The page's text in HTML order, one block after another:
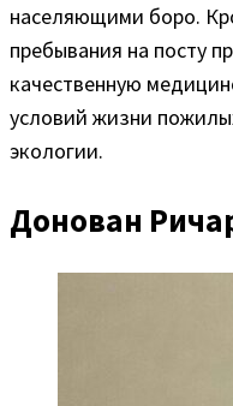
населяющими боро.
пребывания на посту
качественную
условий жизни
экологии.
Донован